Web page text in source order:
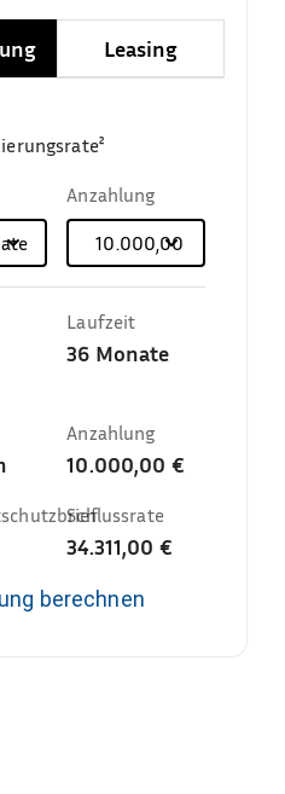
Leasing
Anzahlung
10.000,00 €
Laufzeit
36 Monate
Anzahlung
10.000,00 €
Schlussrate
34.311,00 €
berechnen